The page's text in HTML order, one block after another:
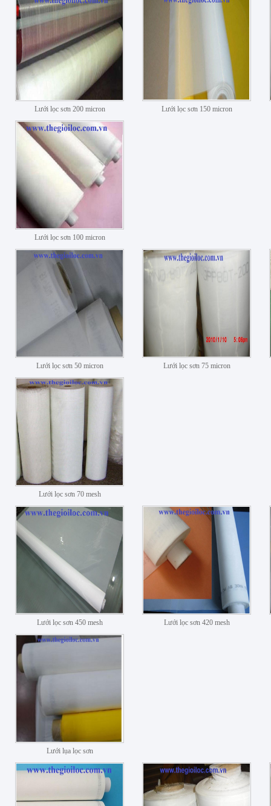
Lưới lọc sơn 200 micron Lưới lọc sơn 150 micron
Lưới lọc sơn 100 micron
Lưới lọc sơn 50 micron Lưới lọc sơn 75 micron
Lưới lọc sơn 70 mesh
Lưới lọc sơn 450 mesh Lưới lọc sơn 420 mesh
Lưới lụa lọc sơn